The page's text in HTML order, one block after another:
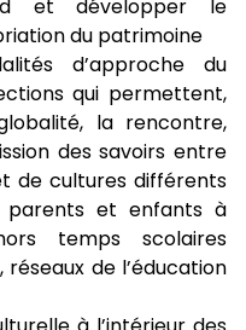
et développer le
du patrimoine
d’approche du
qui permettent,
la rencontre,
des savoirs entre
de cultures différents
parents et enfants à
temps scolaires
de l’éducation